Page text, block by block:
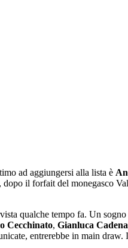
ad aggiungersi alla lista è
il forfait del monegasco
qualche tempo fa. Un
Cecchinato, Gianluca
entrerebbe in main draw.